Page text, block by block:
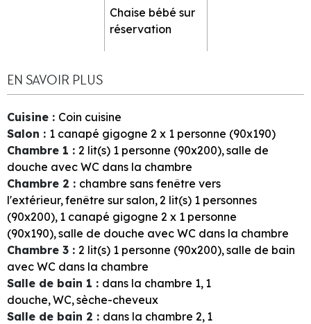
Chaise bébé sur
réservation
EN SAVOIR PLUS
Cuisine : Coin cuisine
Salon : 1 canapé gigogne 2 x 1 personne (90x190)
Chambre 1 : 2 lit(s) 1 personne (90x200) salle de
douche avec WC dans la chambre
Chambre 2 : chambre sans fenêtre vers
l'extérieur fenêtre sur salon 2 lit(s) 1 personnes
(90x200) 1 canapé gigogne 2 x 1 personne
(90x190) salle de douche avec WC dans la chambre
Chambre 3 : 2 lit(s) 1 personne (90x200) salle de bain
avec WC dans la chambre
Salle de bain 1 : dans la chambre 1 1
douche WC sèche-cheveux
Salle de bain 2 : dans la chambre 2 1